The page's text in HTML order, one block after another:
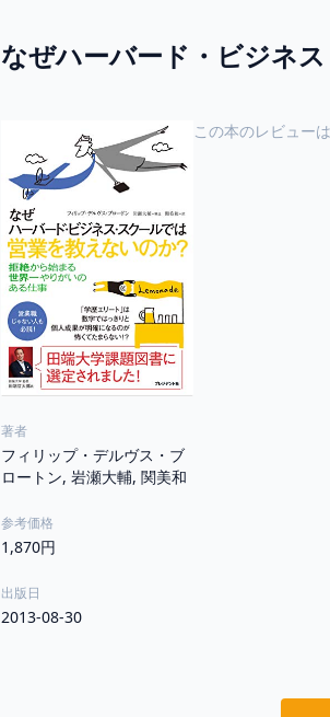
なぜハーバード・ビジネ
著者
フィリップ・デルヴス・ブ
ロートン, 岩瀬大輔, 関美和
参考価格
1,870円
出版日
2013-08-30
この本のレビュー